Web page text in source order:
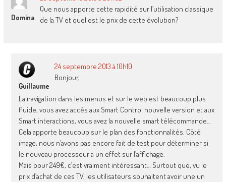
Domina
Que nous apporte cette rapidité sur l’utilisation classique
de la TV et quel est le prix de cette évolution?
Guillaume
24 septembre 2013 à 10h10
Bonjour,
La navigation dans les menus et sur le web est beaucoup plus
fluide, vous avez accès aux Smart Control nouvelle version et aux
Smart interactions, vous avez la nouvelle smart télécommande…
Cela apporte beaucoup sur le plan des fonctionnalités. Côté
image, nous n’avons pas encore fait de test pour déterminer si
le nouveau processeur a un effet sur l’affichage.
Mais pour 249€, c’est vraiment intéressant… Surtout que, vu le
prix d’achat de ces TV, les utilisateurs souhaitent avoir une un